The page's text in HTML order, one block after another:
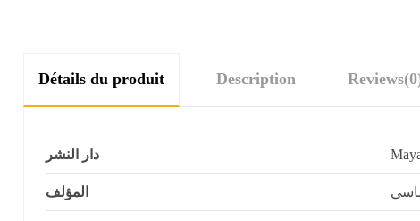
Détails du produit Description Reviews
دار النشر
المؤلف